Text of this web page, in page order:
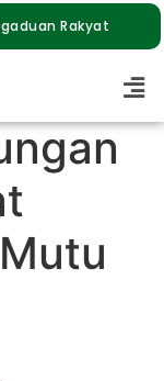
Rakyat